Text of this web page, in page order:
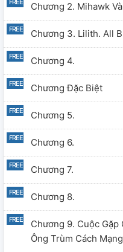
Chương 2. Mihawk
Chương 3. Lilith. All
Chương 4.
Chương Đặc Biệt
Chương 5.
Chương 6.
Chương 7.
Chương 8.
Chương 9. Cuộc
Ông Trùm Cách